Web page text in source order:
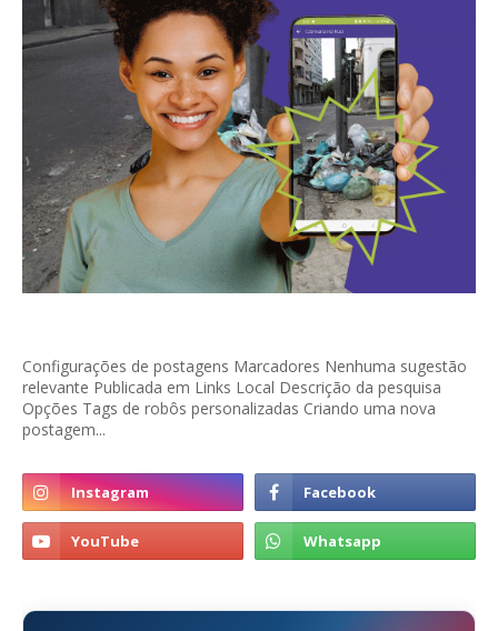
Configurações de postagens Marcadores Nenhuma sugestão
relevante Publicada em Links Local Descrição da pesquisa
Opções Tags de robôs personalizadas Criando uma nova
postagem...